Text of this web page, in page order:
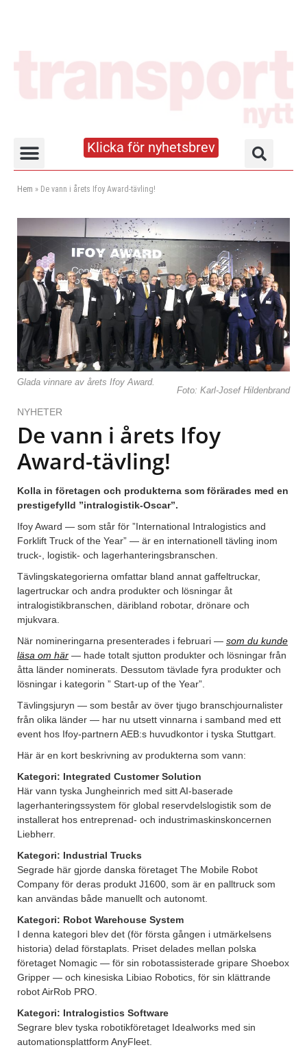
Klicka för nyhetsbrev
Hem » De vann i årets Ifoy Award-tävling!
Glada vinnare av årets Ifoy Award.
Foto: Karl-Josef Hildenbrand
NYHETER
De vann i årets Ifoy
Award-tävling!
Kolla in företagen och produkterna som förärades med en
prestigefylld ”intralogistik-Oscar”.
Ifoy Award — som står för ”International Intralogistics and
Forklift Truck of the Year” — är en internationell tävling inom
truck-, logistik- och lagerhanteringsbranschen.
Tävlingskategorierna omfattar bland annat gaffeltruckar,
lagertruckar och andra produkter och lösningar åt
intralogistikbranschen, däribland robotar, drönare och
mjukvara.
När nomineringarna presenterades i februari — som du kunde
läsa om här — hade totalt sjutton produkter och lösningar från
åtta länder nominerats. Dessutom tävlade fyra produkter och
lösningar i kategorin ” Start-up of the Year”.
Tävlingsjuryn — som består av över tjugo branschjournalister
från olika länder — har nu utsett vinnarna i samband med ett
event hos Ifoy-partnern AEB:s huvudkontor i tyska Stuttgart.
Här är en kort beskrivning av produkterna som vann:
Kategori: Integrated Customer Solution
Här vann tyska Jungheinrich med sitt AI-baserade
lagerhanteringssystem för global reservdelslogistik som de
installerat hos entreprenad- och industrimaskinskoncernen
Liebherr.
Kategori: Industrial Trucks
Segrade här gjorde danska företaget The Mobile Robot
Company för deras produkt J1600, som är en palltruck som
kan användas både manuellt och autonomt.
Kategori: Robot Warehouse System
I denna kategori blev det (för första gången i utmärkelsens
historia) delad förstaplats. Priset delades mellan polska
företaget Nomagic — för sin robotassisterade gripare Shoebox
Gripper — och kinesiska Libiao Robotics, för sin klättrande
robot AirRob PRO.
Kategori: Intralogistics Software
Segrare blev tyska robotikföretaget Idealworks med sin
automationsplattform AnyFleet.